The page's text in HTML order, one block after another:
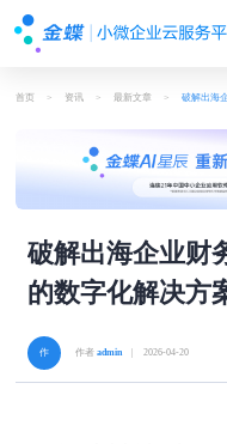
首页 > 资讯 > 最新文章 > 破解出海
破解出海企业财
的数字化解决方
作者admin| 2026-04-20